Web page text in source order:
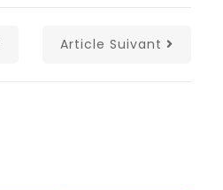
Article Suivant